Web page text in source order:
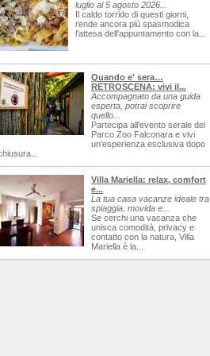
luglio al 5 agosto 2026...
Il caldo torrido di questi giorni,
rende ancora più spasmodica
l'attesa dell'appuntamento con la...
Quando e' sera…
RETROSCENA: vivi il...
Accompagnato da una guida
esperta, potrai scoprire
quello...
Partecipa all'evento serale del
Parco Zoo Falconara e vivi
un'esperienza esclusiva dopo
Villa Mariella: relax, comfort
e...
La tua casa vacanze ideale tra
spiaggia, movida e...
Se cerchi una vacanza che
unisca comodità, privacy e
contatto con la natura, Villa
Mariella è la...